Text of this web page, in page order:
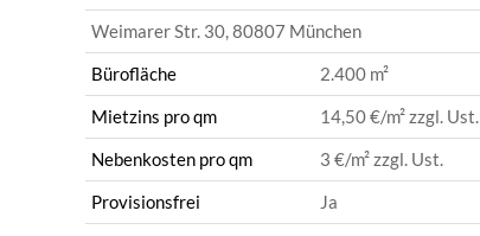
Weimarer Str. 30,80807 München
Bürofläche
2.400 m²
Mietzins pro qm
14,50 €/m² zzgl. Ust.
Nebenkosten pro qm
3 €/m² zzgl. Ust.
Provisionsfrei
Ja